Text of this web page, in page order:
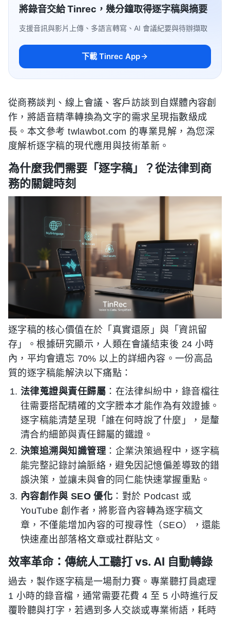
將錄音交給 Tinrec，幾分鐘取得逐字稿與摘要
支援音訊與影片上傳、多語言轉寫、AI 會議紀要與待辦擷取
下載 Tinrec App
從商務談判、線上會議、客戶訪談到自媒體內容創
作，將語音精準轉換為文字的需求呈現指數級成
長。本文參考 twlawbot.com 的專業見解，為您深
度解析逐字稿的現代應用與技術革新。
為什麼我們需要「逐字稿」？從法律到商
務的關鍵時刻
逐字稿的核心價值在於「真實還原」與「資訊留
存」。根據研究顯示，人類在會議結束後 24 小時
內，平均會遺忘 70% 以上的詳細內容。一份高品
質的逐字稿能解決以下痛點：
法律蒐證與責任歸屬 ：在法律糾紛中，錄音檔往
往需要搭配精確的文字謄本才能作為有效證據。
逐字稿能清楚呈現「誰在何時說了什麼」，是釐
清合約細節與責任歸屬的鐵證。
決策追溯與知識管理 ：企業決策過程中，逐字稿
能完整記錄討論脈絡，避免因記憶偏差導致的錯
誤決策，並讓未與會的同仁能快速掌握重點。
內容創作與 SEO 優化 ：對於 Podcast 或
YouTube 創作者，將影音內容轉為逐字稿文
章，不僅能增加內容的可搜尋性（SEO），還能
快速產出部落格文章或社群貼文。
效率革命：傳統人工聽打 vs. AI 自動轉錄
過去，製作逐字稿是一場耐力賽。專業聽打員處理
1 小時的錄音檔，通常需要花費 4 至 5 小時進行反
覆聆聽與打字，若遇到多人交談或專業術語，耗時